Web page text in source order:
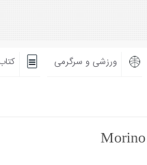
ورزشی و سرگرمی